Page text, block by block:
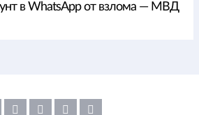
в WhatsApp от взлома — МВД